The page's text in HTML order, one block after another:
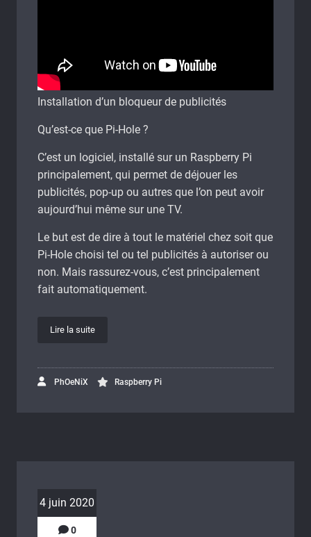
Installation d’un bloqueur de publicités
Qu’est-ce que Pi-Hole ?
C’est un logiciel, installé sur un Raspberry Pi
principalement, qui permet de déjouer les
publicités, pop-up ou autres que l’on peut avoir
aujourd’hui même sur une TV.
Le but est de dire à tout le matériel chez soit que
Pi-Hole choisi tel ou tel publicités à autoriser ou
non. Mais rassurez-vous, c’est principalement
fait automatiquement.
Lire la suite
PhOeNiX Raspberry Pi
4 juin 2020
0